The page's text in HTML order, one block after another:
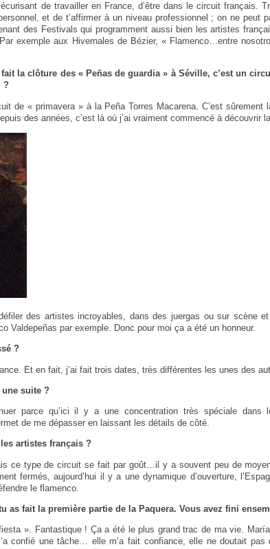
de travailler en France, d’être dans le circuit français.
et de t’affirmer à un niveau professionnel ; on ne peut
des Festivals qui programment aussi bien les artistes
exemple aux Hivernales de Bézier, « Flamenco…entre
la clôture des « Peñas de guardia » à Séville, c’est un
?
de « primavera » à la Peña Torres Macarena. C’est sûrement
des années, c’est là oú j’ai vraiment commencé à découvrir
des artistes incroyables, dans des juergas ou sur scène
Valdepeñas par exemple. Donc pour moi ça a été un honneur.
?
Et en fait, j’ai fait trois dates, très différentes les unes des
une suite ?
parce qu’ici il y a une concentration très spéciale
de me dépasser en laissant les détails de côté.
artistes français ?
ce type de circuit se fait par goût…il y a souvent peu de
fermés, aujourd’hui il y a une dynamique d’ouverture,
le flamenco.
as fait la première partie de la Paquera. Vous avez fini
». Fantastique ! Ça a été le plus grand trac de ma vie.
confié une tâche… elle m’a fait confiance, elle ne doutait pas